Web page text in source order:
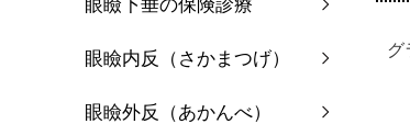
グ
眼瞼下垂の保険診療
眼瞼内反（さかまつげ）
眼瞼外反（あかんべ）